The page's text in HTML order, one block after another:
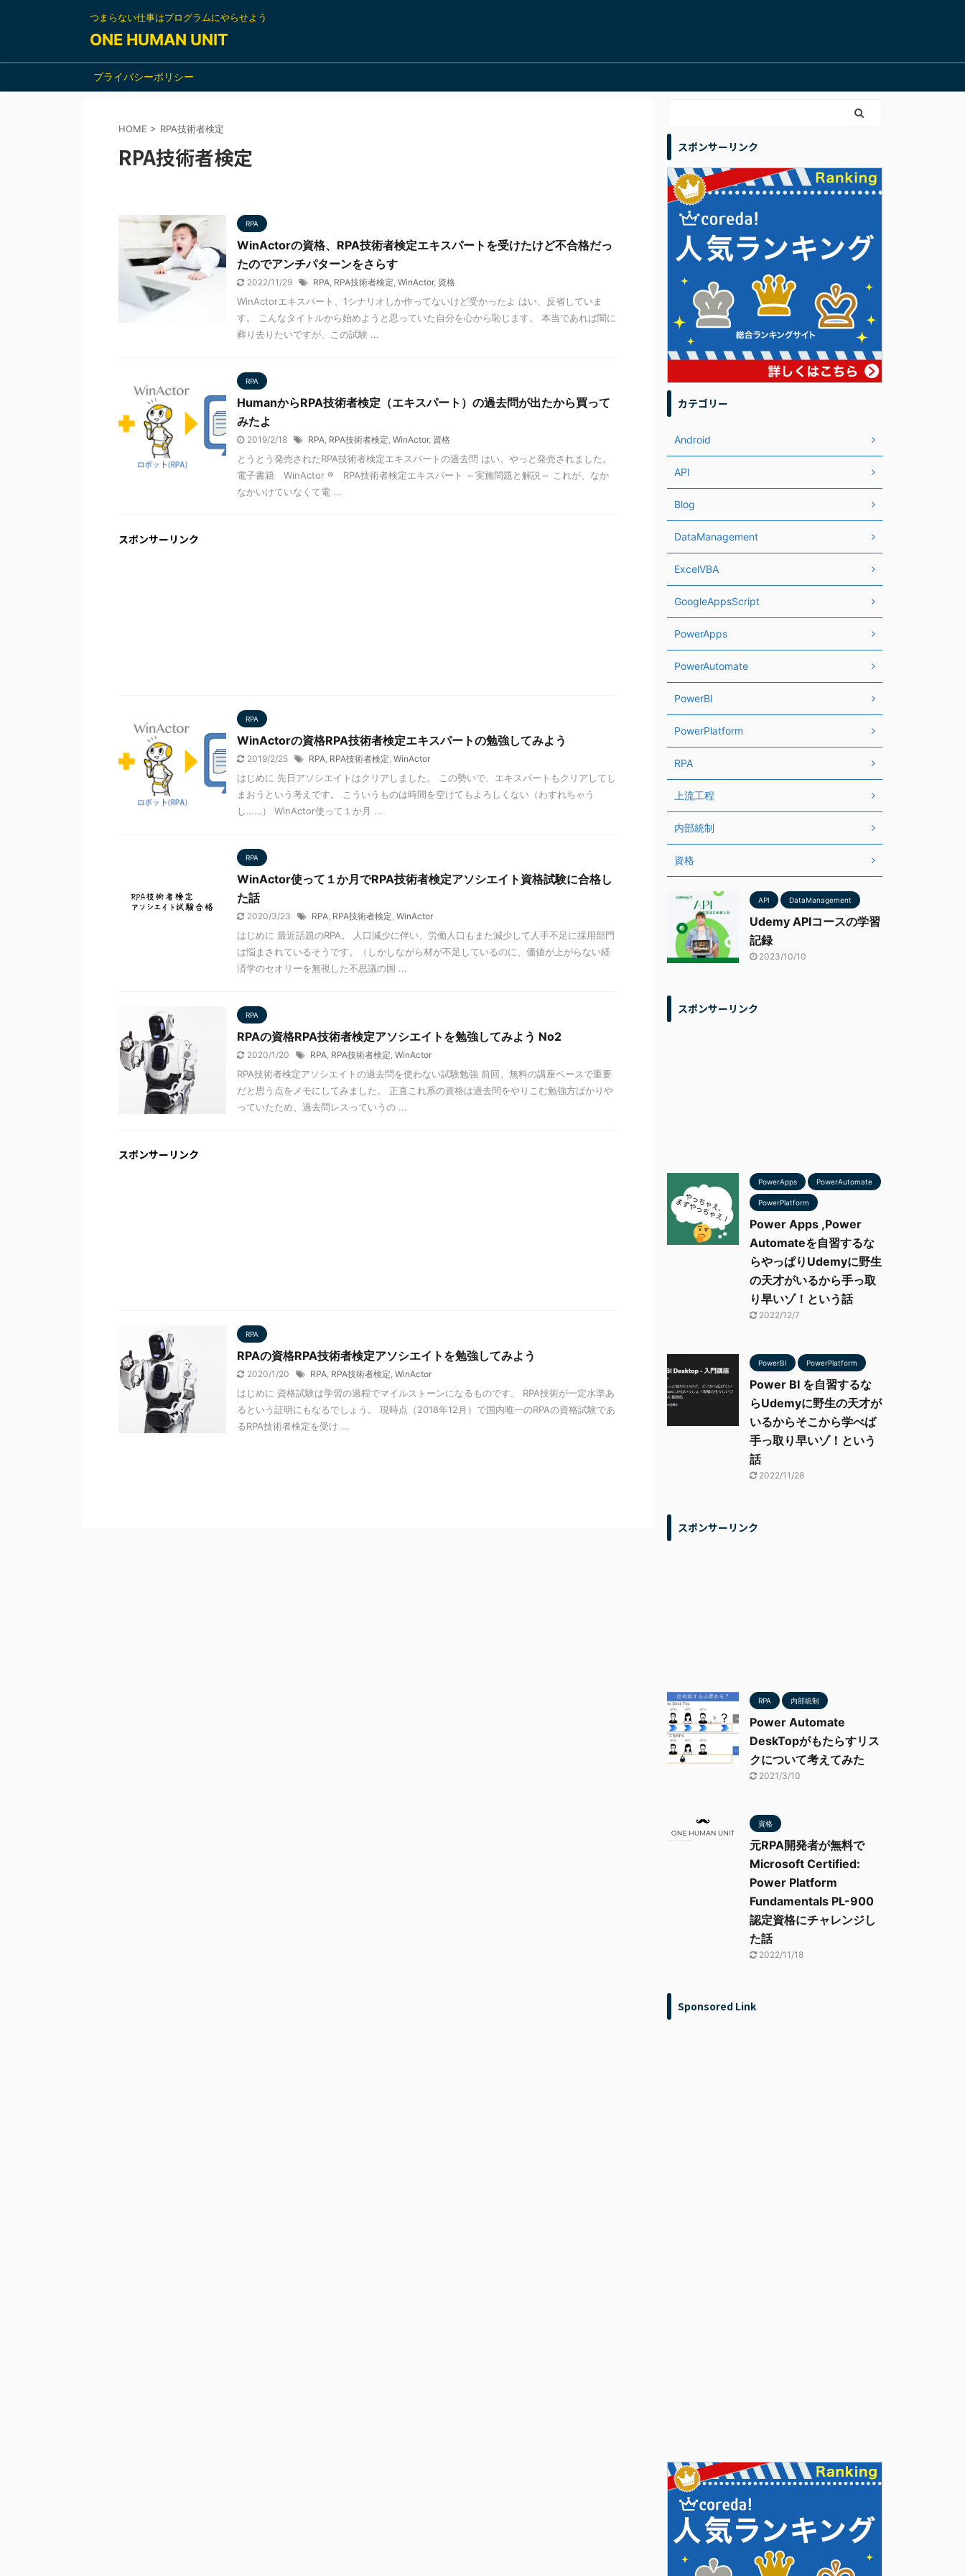
つまらない仕事はプログラムにやらせよう
ONE HUMAN UNIT
プライバシーポリシー
HOME > RPA技術者検定
RPA技術者検定
RPA
WinActorの資格、RPA技術者検定エキスパートを受けたけど不合格だっ
たのでアンチパターンをさらす
2022/11/29 RPA, RPA技術者検定, WinActor, 資格
WinActorエキスパート、1シナリオしか作ってないけど受かったよ はい、反省していま
す。 こんなタイトルから始めようと思っていた自分を心から恥じます。 本当であれば闇に
葬り去りたいですが、この試験 ...
RPA
HumanからRPA技術者検定（エキスパート）の過去問が出たから買って
みたよ
2019/2/18 RPA, RPA技術者検定, WinActor, 資格
とうとう発売されたRPA技術者検定エキスパートの過去問 はい、やっと発売されました。
電子書籍 WinActor ® RPA技術者検定エキスパート ～実施問題と解説～ これが、なか
なかいけていなくて電 ...
スポンサーリンク
RPA
WinActorの資格RPA技術者検定エキスパートの勉強してみよう
2019/2/25 RPA, RPA技術者検定, WinActor
はじめに 先日アソシエイトはクリアしました。 この勢いで、エキスパートもクリアしてし
まおうという考えです。 こういうものは時間を空けてもよろしくない（わすれちゃう
し……） WinActor使って１か月 ...
RPA
WinActor使って１か月でRPA技術者検定アソシエイト資格試験に合格し
た話
2020/3/23 RPA, RPA技術者検定, WinActor
はじめに 最近話題のRPA。 人口減少に伴い、労働人口もまた減少して人手不足に採用部門
は悩まされているそうです。（しかしながら材が不足しているのに、価値が上がらない経
済学のセオリーを無視した不思議の国 ...
RPA
RPAの資格RPA技術者検定アソシエイトを勉強してみよう No2
2020/1/20 RPA, RPA技術者検定, WinActor
RPA技術者検定アソシエイトの過去問を使わない試験勉強 前回、無料の講座ベースで重要
だと思う点をメモにしてみました。 正直これ系の資格は過去問をやりこむ勉強方ばかりや
っていたため、過去問レスっていうの ...
スポンサーリンク
RPA
RPAの資格RPA技術者検定アソシエイトを勉強してみよう
2020/1/20 RPA, RPA技術者検定, WinActor
はじめに 資格試験は学習の過程でマイルストーンになるものです。 RPA技術が一定水準あ
るという証明にもなるでしょう。 現時点（2018年12月）で国内唯一のRPAの資格試験であ
るRPA技術者検定を受け ...
スポンサーリンク
カテゴリー
Android
API
Blog
DataManagement
ExcelVBA
GoogleAppsScript
PowerApps
PowerAutomate
PowerBI
PowerPlatform
RPA
上流工程
内部統制
資格
API DataManagement
Udemy APIコースの学習
記録
2023/10/10
スポンサーリンク
PowerApps PowerAutomate
PowerPlatform
Power Apps ,Power
Automateを自習するな
らやっぱりUdemyに野生
の天才がいるから手っ取
り早いゾ！という話
2022/12/7
PowerBI PowerPlatform
Power BI を自習するな
らUdemyに野生の天才が
いるからそこから学べば
手っ取り早いゾ！という
話
2022/11/28
スポンサーリンク
RPA 内部統制
Power Automate
DeskTopがもたらすリス
クについて考えてみた
2021/3/10
資格
元RPA開発者が無料で
Microsoft Certified:
Power Platform
Fundamentals PL-900
認定資格にチャレンジし
た話
2022/11/18
Sponsored Link